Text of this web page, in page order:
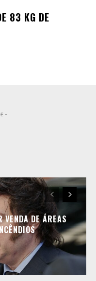
83 KG DE
-
DE ÁREAS